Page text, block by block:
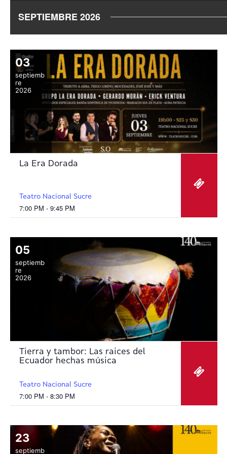
SEPTIEMBRE 2026
03
septiemb
re
2026
La Era Dorada
Teatro Nacional Sucre
7:00 PM - 9:45 PM
05
septiemb
re
2026
Tierra y tambor: Las raices del
Ecuador hechas música
Teatro Nacional Sucre
7:00 PM - 8:30 PM
23
septiemb